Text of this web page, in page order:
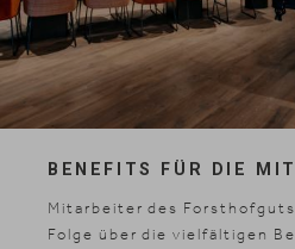
Suche
Suchen
BENEFITS FÜR DIE
Mitarbeiter des
Folge über die vielfältigen